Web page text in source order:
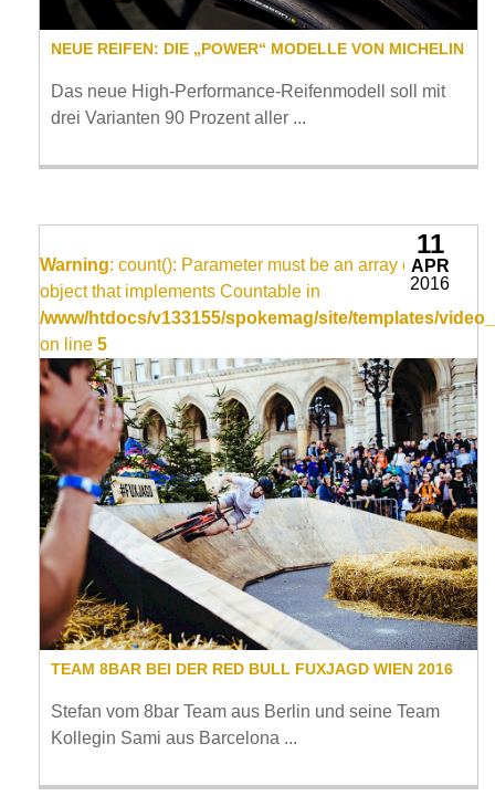
NEUE REIFEN: DIE „POWER“ MODELLE VON MICHELIN
Das neue High-Performance-Reifenmodell soll mit
drei Varianten 90 Prozent aller ...
Warning: count(): Parameter must be an array or an
object that implements Countable in
/www/htdocs/v133155/spokemag/site/templates/
on line 5
TEAM 8BAR BEI DER RED BULL FUXJAGD WIEN 2016
Stefan vom 8bar Team aus Berlin und seine Team
Kollegin Sami aus Barcelona ...
11
APR
2016